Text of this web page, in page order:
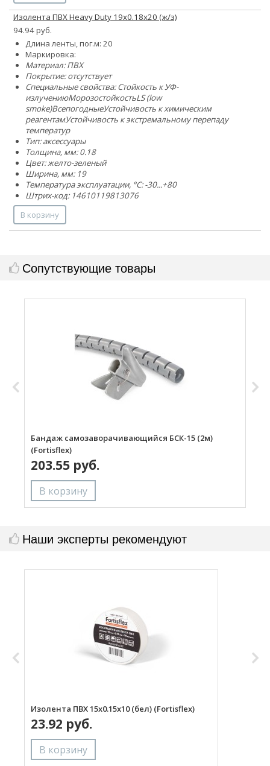
Изолента ПВХ Heavy Duty 19х0.18х20 (ж/з)
94.94 руб.
Длина ленты, пог.м: 20
Маркировка:
Материал: ПВХ
Покрытие: отсутствует
Специальные свойства:Стойкость к УФ-
излучениюМорозостойкостьLS (low
smoke)ВсепогодныеУстойчивость к химическим
реагентамУстойчивость к экстремальному перепаду
температур
Тип: аксессуары
Толщина, мм: 0.18
Цвет: желто-зеленый
Ширина, мм: 19
Температура эксплуатации, °C: -30...+80
Штрих-код: 14610119813076
В корзину
Сопутствующие товары
Бандаж самозаворачивающийся БСК-15 (2м)
(Fortisflex)
203.55 руб.
Наши эксперты рекомендуют
Изолента ПВХ 15х0.15х10 (бел) (Fortisflex)
23.92 руб.